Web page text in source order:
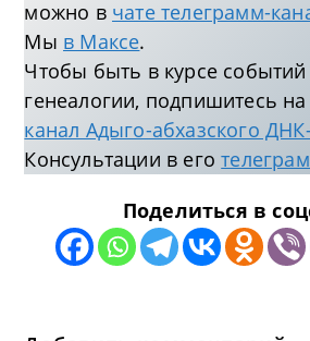
можно в чате телеграмм-
Мы в Максе.
Чтобы быть в курсе
генеалогии, подпишитесь на
канал Адыго-абхазского
Консультации в его
Поделиться в